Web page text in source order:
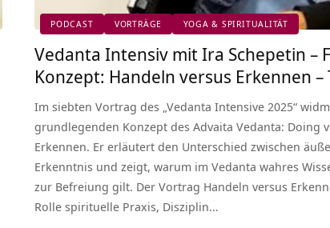
PODCAST VORTRÄGE YOGA & SPIRITUALITÄT
Vedanta Intensiv mit Ira Schepetin –
Konzept: Handeln versus Erkennen –
Im siebten Vortrag des „Vedanta Intensive 2025“
grundlegenden Konzept des Advaita Vedanta: Doing
Erkennen. Er erläutert den Unterschied zwischen
Erkenntnis und zeigt, warum im Vedanta wahres
zur Befreiung gilt. Der Vortrag Handeln versus
Rolle spirituelle Praxis, Disziplin…